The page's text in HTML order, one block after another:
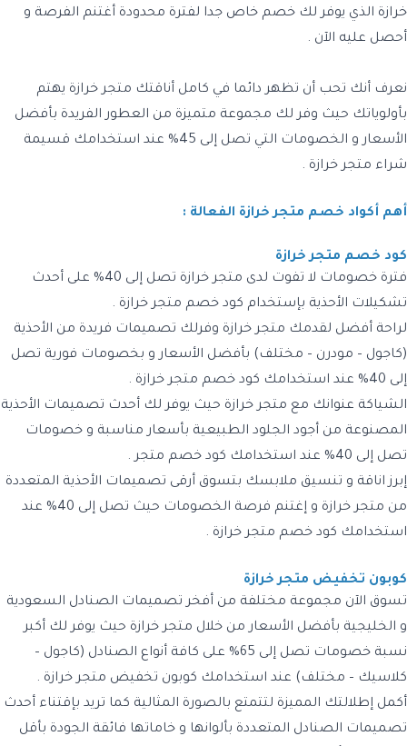
خرازة الذي يوفر لك خصم خاص جدا لفترة محدودة أغتنم الفرصة و
أحصل عليه الآن .
نعرف أنك تحب أن تظهر دائما في كامل أناقتك متجر خرازة يهتم
بأولوياتك حيث وفر لك مجموعة متميزة من العطور الفريدة بأفضل
الأسعار و الخصومات التي تصل إلى 45% عند استخدامك قسيمة
شراء متجر خرازة .
أهم أكواد خصم متجر خرازة الفعالة :
كود خصم متجر خرازة
فترة خصومات لا تفوت لدى متجر خرازة تصل إلى 40% على أحدث
تشكيلات الأحذية بإستخدام كود خصم متجر خرازة .
لراحة أفضل لقدمك متجر خرازة وفرلك تصميمات فريدة من الأحذية
(كاجول – مودرن – مختلف) بأفضل الأسعار و بخصومات فورية تصل
إلى 40% عند استخدامك كود خصم متجر خرازة .
الشياكة عنوانك مع متجر خرازة حيث يوفر لك أحدث تصميمات الأحذية
المصنوعة من أجود الجلود الطبيعية بأسعار مناسبة و خصومات
تصل إلى 40% عند استخدامك كود خصم متجر .
إبرز اناقة و تنسيق ملابسك بتسوق أرقى تصميمات الأحذية المتعددة
من متجر خرازة و إغتنم فرصة الخصومات حيث تصل إلى 40% عند
استخدامك كود خصم متجر خرازة .
كوبون تخفيض متجر خرازة
تسوق الآن مجموعة مختلفة من أفخر تصميمات الصنادل السعودية
و الخليجية بأفضل الأسعار من خلال متجر خرازة حيث يوفر لك أكبر
نسبة خصومات تصل إلى 65% على كافة أنواع الصنادل (كاجول –
كلاسيك – مختلف) عند استخدامك كوبون تخفيض متجر خرازة .
أكمل إطلالتك المميزة لتتمتع بالصورة المثالية كما تريد بإقتناء أحدث
تصميمات الصنادل المتعددة بألوانها و خاماتها فائقة الجودة بأقل